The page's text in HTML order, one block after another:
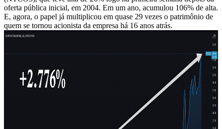
oferta pública inicial, em 2004. Em um ano, acumulou 106% de alta.
E, agora, o papel já multiplicou em quase 29 vezes o patrimônio de
quem se tornou acionista da empresa há 16 anos atrás.